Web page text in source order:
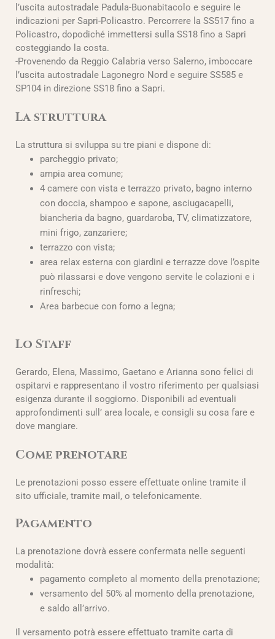
l’uscita autostradale Padula-Buonabitacolo e seguire le
indicazioni per Sapri-Policastro. Percorrere la SS517 fino a
Policastro, dopodiché immettersi sulla SS18 fino a Sapri
costeggiando la costa.
-Provenendo da Reggio Calabria verso Salerno, imboccare
l’uscita autostradale Lagonegro Nord e seguire SS585 e
SP104 in direzione SS18 fino a Sapri.
La struttura
La struttura si sviluppa su tre piani e dispone di:
parcheggio privato;
ampia area comune;
4 camere con vista e terrazzo privato, bagno interno
con doccia, shampoo e sapone, asciugacapelli,
biancheria da bagno, guardaroba, TV, climatizzatore,
mini frigo, zanzariere;
terrazzo con vista;
area relax esterna con giardini e terrazze dove l’ospite
può rilassarsi e dove vengono servite le colazioni e i
rinfreschi;
Area barbecue con forno a legna;
Lo Staff
Gerardo, Elena, Massimo, Gaetano e Arianna sono felici di
ospitarvi e rappresentano il vostro riferimento per qualsiasi
esigenza durante il soggiorno. Disponibili ad eventuali
approfondimenti sull’ area locale, e consigli su cosa fare e
dove mangiare.
Come prenotare
Le prenotazioni posso essere effettuate online tramite il
sito ufficiale, tramite mail, o telefonicamente.
Pagamento
La prenotazione dovrà essere confermata nelle seguenti
modalità:
pagamento completo al momento della prenotazione;
versamento del 50% al momento della prenotazione,
e saldo all’arrivo.
Il versamento potrà essere effettuato tramite carta di